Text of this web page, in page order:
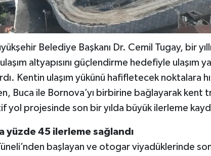
Belediye Başkanı Dr. Cemil Tugay, bir
ulaşım altyapısını güçlendirme hedefiyle ulaşım
Kentin ulaşım yükünü hafifletecek noktalara
Buca ile Bornova’yı birbirine bağlayarak kent
yol projesinde son bir yılda büyük ilerleme
yüzde 45 ilerleme sağlandı
başlayan ve otogar viyadüklerinde